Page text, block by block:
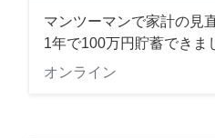
マンツーマンで家計の見
1年で100万円貯蓄できま
オンライン